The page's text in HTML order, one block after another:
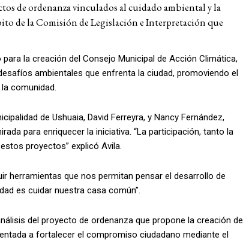
de ordenanza vinculados al cuidado ambiental y la
de la Comisión de Legislación e Interpretación que
la creación del Consejo Municipal de Acción Climática,
ambientales que enfrenta la ciudad, promoviendo el
comunidad.
de Ushuaia, David Ferreyra, y Nancy Fernández,
para enriquecer la iniciativa. “La participación, tanto la
proyectos” explicó Avila.
herramientas que nos permitan pensar el desarrollo de
es cuidar nuestra casa común”.
del proyecto de ordenanza que propone la creación de
a fortalecer el compromiso ciudadano mediante el